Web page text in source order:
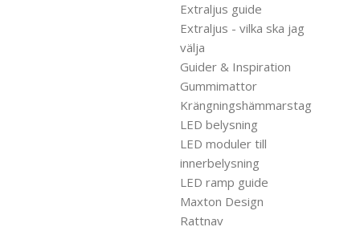
Extraljus guide
Extraljus - vilka ska jag
välja
Guider & Inspiration
Gummimattor
Krängningshämmarstag
LED belysning
LED moduler till
innerbelysning
LED ramp guide
Maxton Design
Rattnav